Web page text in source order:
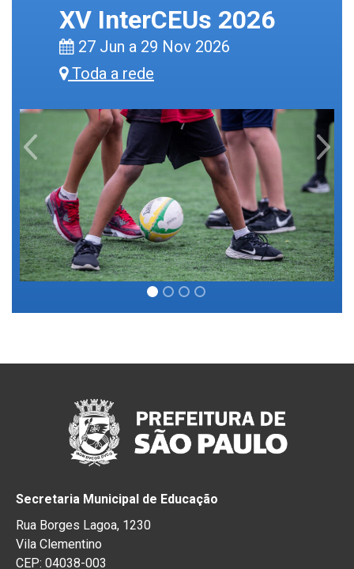
XV InterCEUs 2026
27 Jun a 29 Nov 2026
Toda a rede
Previous Next
Secretaria Municipal de Educação
Rua Borges Lagoa, 1230
Vila Clementino
CEP: 04038-003